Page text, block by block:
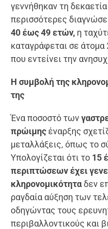
γεννήθηκαν τη
περισσότερες
40 έως 49 ετών, η
καταγράφεται σε άτομα
που εντείνει την
Η συμβολή της
της
Ένα ποσοστό των
πρώιμης έναρξης
μεταλλάξεις, όπως το
Υπολογίζεται ότι το 15
περιπτώσεων έχει
κληρονομικότητα δεν
ραγδαία αύξηση των
οδηγώντας τους
περιβαλλοντικούς και